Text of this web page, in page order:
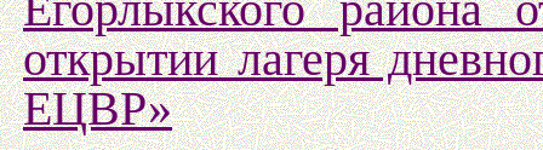
открытии лагеря
ЕЦВР»